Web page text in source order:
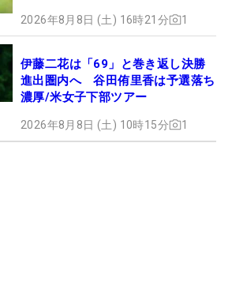
2026年8月8日 (土) 16時21分 1
伊藤二花は「69」と巻き返し決勝
進出圏内へ 谷田侑里香は予選落ち
濃厚/米女子下部ツアー
2026年8月8日 (土) 10時15分 1